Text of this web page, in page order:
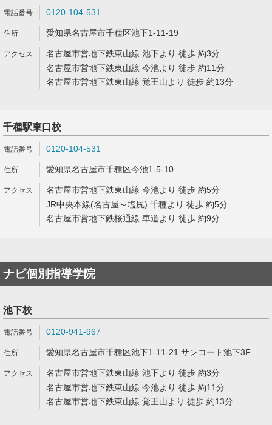
0120-104-531
愛知県名古屋市千種区池下1-11-19
名古屋市営地下鉄東山線 池下より 徒歩 約3分
名古屋市営地下鉄東山線 今池より 徒歩 約11分
名古屋市営地下鉄東山線 覚王山より 徒歩 約13分
千種駅東口校
0120-104-531
愛知県名古屋市千種区今池1-5-10
名古屋市営地下鉄東山線 今池より 徒歩 約5分
JR中央本線(名古屋～塩尻) 千種より 徒歩 約5分
名古屋市営地下鉄桜通線 車道より 徒歩 約9分
ナビ個別指導学院
池下校
0120-941-967
愛知県名古屋市千種区池下1-11-21 サンコート池下3F
名古屋市営地下鉄東山線 池下より 徒歩 約3分
名古屋市営地下鉄東山線 今池より 徒歩 約11分
名古屋市営地下鉄東山線 覚王山より 徒歩 約13分